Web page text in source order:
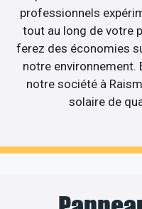
professionnels
tout au long de votre
ferez des économies
notre environnement.
notre société à
solaire de